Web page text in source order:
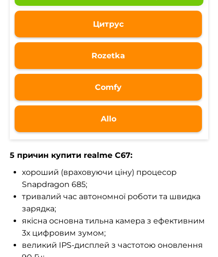
Цитрус
Rozetka
Comfy
Allo
5 причин купити realme C67:
хороший (враховуючи ціну) процесор
Snapdragon 685;
тривалий час автономної роботи та швидка
зарядка;
якісна основна тильна камера з ефективним
3х цифровим зумом;
великий IPS-дисплей з частотою оновлення